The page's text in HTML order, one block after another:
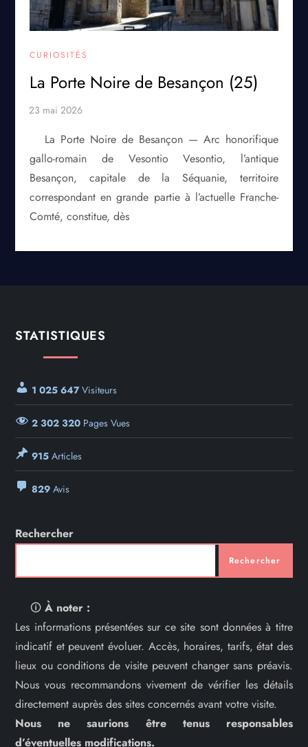
CURIOSITÉS
La Porte Noire de Besançon (25)
La Porte Noire de Besançon — Arc honorifique
gallo-romain de Vesontio Vesontio, l’antique
Besançon, capitale de la Séquanie, territoire
correspondant en grande partie à l’actuelle Franche-
Comté, constitue, dès
STATISTIQUES
1 025 647Visiteurs
2 302 320 Pages Vues
915 Articles
829 Avis
Rechercher
Rechercher
🛈À noter :
Les informations présentées sur ce site sont données à titre
indicatif et peuvent évoluer. Accès, horaires, tarifs, état des
lieux ou conditions de visite peuvent changer sans préavis.
Nous vous recommandons vivement de vérifier les détails
directement auprès des sites concernés avant votre visite.
Nous ne saurions être tenus responsables
d’éventuelles modifications.